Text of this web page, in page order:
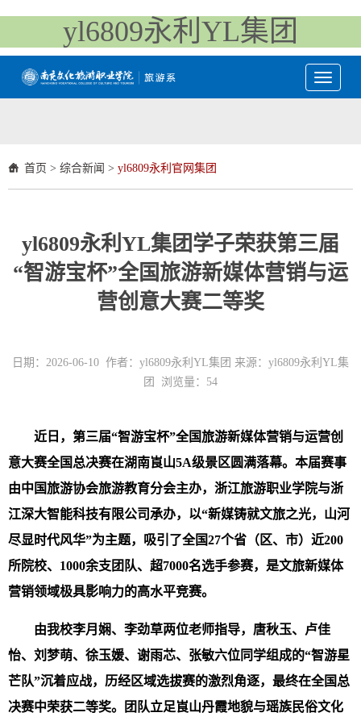
yl6809永利YL集团
Toggle
首页 > 综合新闻 > yl6809永利官网集团
yl6809永利YL集团学子荣获第三届
“智游宝杯”全国旅游新媒体营销与运
营创意大赛二等奖
日期：2026-06-10 作者：yl6809永利YL集团 来源：yl6809永利YL集
团 浏览量： 54
近日，第三届“智游宝杯”全国旅游新媒体营销与运营创
意大赛全国总决赛在湖南崀山5A级景区圆满落幕。本届赛事
由中国旅游协会旅游教育分会主办，浙江旅游职业学院与浙
江深大智能科技有限公司承办，以“新媒铸就文旅之光，山河
尽显时代风华”为主题，吸引了全国27个省（区、市）近200
所院校、1000余支团队、超7000名选手参赛，是文旅新媒体
营销领域极具影响力的高水平竞赛。
由我校李月娴、李劲草两位老师指导，唐秋玉、卢佳
怡、刘梦萌、徐玉媛、谢雨芯、张敏六位同学组成的“智游星
芒队”沉着应战，历经区域选拔赛的激烈角逐，最终在全国总
决赛中荣获二等奖。团队立足崀山丹霞地貌与瑶族民俗文化